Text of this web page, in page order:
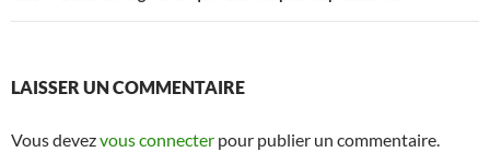
LAISSER UN COMMENTAIRE
Vous devezvous connecter pour publier un commentaire.